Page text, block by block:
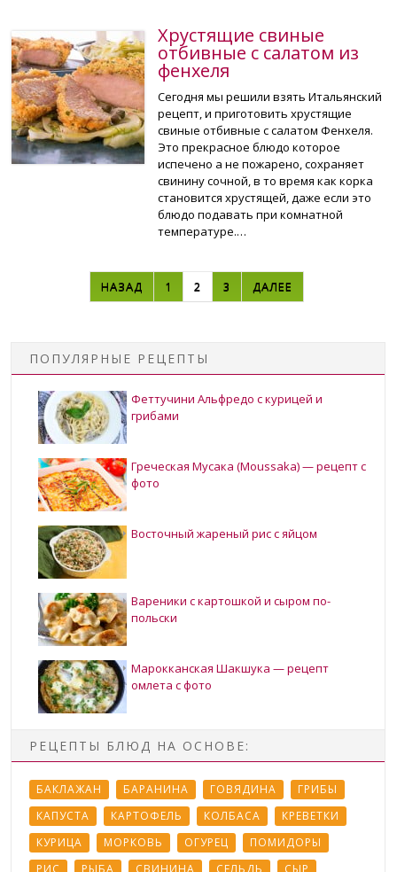
Хрустящие свиные
отбивные с салатом из
фенхеля
Сегодня мы решили взять Итальянский
рецепт, и приготовить хрустящие
свиные отбивные с салатом Фенхеля.
Это прекрасное блюдо которое
испечено а не пожарено, сохраняет
свинину сочной, в то время как корка
становится хрустящей, даже если это
блюдо подавать при комнатной
температуре.…
НАВИГАЦИЯ ПО ЗАПИСЯМ
НАЗАД 1 2 3 ДАЛЕЕ
ПОПУЛЯРНЫЕ РЕЦЕПТЫ
Феттучини Альфредо с курицей и
грибами
Греческая Мусака (Moussaka) — рецепт с
фото
Восточный жареный рис с яйцом
Вареники с картошкой и сыром по-
польски
Марокканская Шакшука — рецепт
омлета с фото
РЕЦЕПТЫ БЛЮД НА ОСНОВЕ:
БАКЛАЖАН БАРАНИНА ГОВЯДИНА
ГРИБЫ
КАПУСТА
КАРТОФЕЛЬ КОЛБАСА
КРЕВЕТКИ
КУРИЦА
МОРКОВЬ ОГУРЕЦ
ПОМИДОРЫ
РИС
РЫБА СВИНИНА СЕЛЬДЬ СЫР